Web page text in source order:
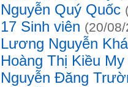
Nguyễn Quý Quốc
17 Sinh viên (20/
Lương Nguyễn
Hoàng Thị Kiều My
Nguyễn Đăng